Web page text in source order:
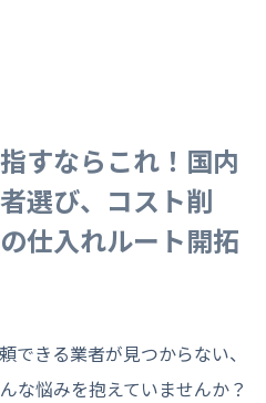
すならこれ！国内
選び、コスト削
仕入れルート開拓
できる業者が見つからない、
な悩みを抱えていませんか？